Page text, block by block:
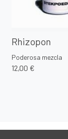
Rhizopon
Poderosa mezcla
12,00 €